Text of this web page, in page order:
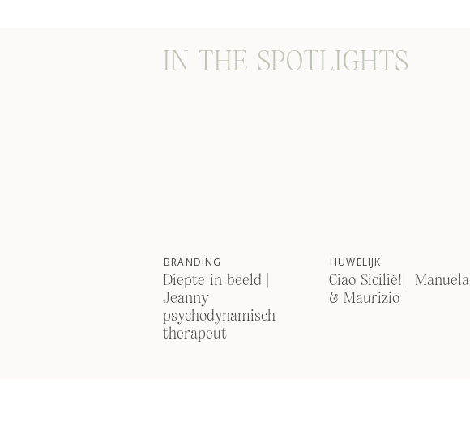
BRANDING
Diepte in beeld |
Jeanny
psychodynamisch
therapeut
HUWELIJK
Ciao Sicilië! | Manuela
& Maurizio
IN THE SPOTLIGHTS